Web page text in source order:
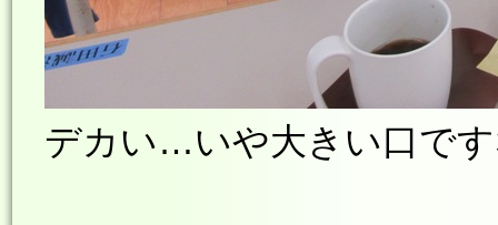
デカい…いや大きい口で